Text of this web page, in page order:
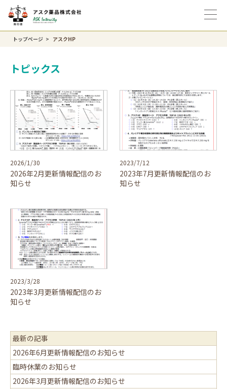
トップページ アスクHP
トピックス
2026/1/30
2026年2月更新情報配信のお
知らせ
2023/7/12
2023年7月更新情報配信のお
知らせ
2023/3/28
2023年3月更新情報配信のお
知らせ
最新の記事
2026年6月更新情報配信のお知らせ
臨時休業のお知らせ
2026年3月更新情報配信のお知らせ